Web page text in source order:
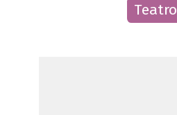
Teatro